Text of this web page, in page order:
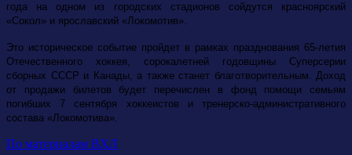
года на одном из городских стадионов сойдутся красноярский
«Сокол» и ярославский «Локомотив».
Это историческое событие пройдет в рамках празднования 65-летия
Отечественного хоккея, сорокалетней годовщины Суперсерии
сборных СССР и Канады, а также станет благотворительным. Доход
от продажи билетов будет перечислен в фонд помощи семьям
погибших 7 сентября хоккеистов и тренерско-административного
состава «Локомотива».
По материалам ВХЛ